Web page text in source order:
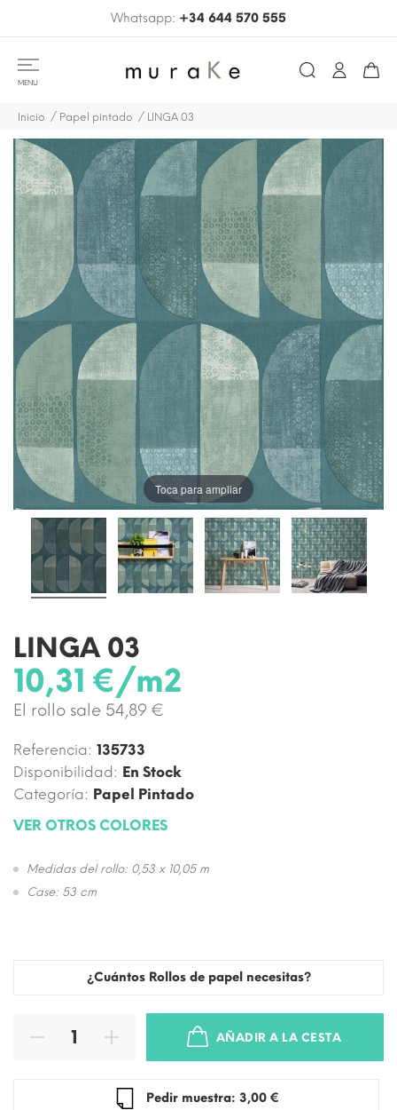
Whatsapp: +34 644 570 555
MENU
Inicio Papel pintado LINGA 03
Toca para ampliar
LINGA 03
10,31 €/m2
El rollo sale 54,89 €
Referencia: 135733
Disponibilidad: En Stock
Categoría: Papel Pintado
VER OTROS COLORES
Medidas del rollo: 0,53 x 10,05 m
Case: 53 cm
¿Cuántos Rollos de papel necesitas?
AÑADIR A LA CESTA
Pedir muestra: 3,00 €